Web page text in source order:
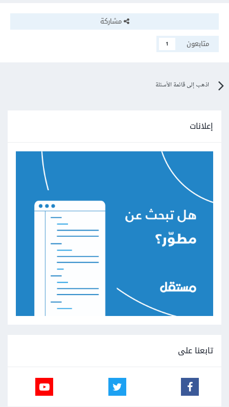
مشاركة
متابعون
1
اذهب إلى قائمة الأسئلة
إعلانات
تابعنا على